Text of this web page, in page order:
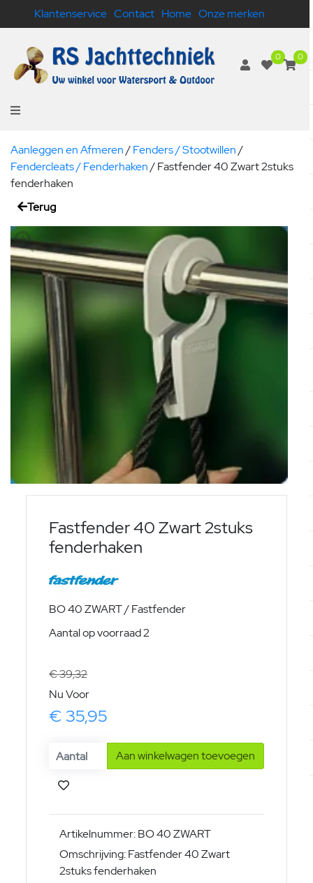
Klantenservice Contact Home Onze merken
0 0
Aanleggen en Afmeren/Fenders / Stootwillen/
Fendercleats / Fenderhaken/Fastfender 40 Zwart 2stuks
fenderhaken
Terug
Fastfender 40 Zwart 2stuks
fenderhaken
BO 40 ZWART / Fastfender
Aantal op voorraad 2
€ 39,32
Nu Voor
€ 35,95
Aan winkelwagen toevoegen
Artikelnummer: BO 40 ZWART
Omschrijving: Fastfender 40 Zwart
2stuks fenderhaken